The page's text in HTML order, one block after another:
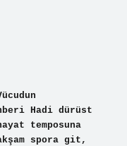
Hadi dürüst
temposuna
spora git,